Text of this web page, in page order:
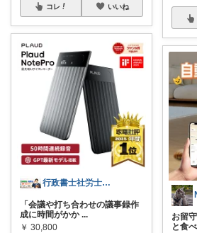
コレ いいね
行政書士社労士｜スイーツ手土産＆開業支援
「会議や打ち合わせの議事録作
成に時間がかか ...
￥ 30,800
お留
と食